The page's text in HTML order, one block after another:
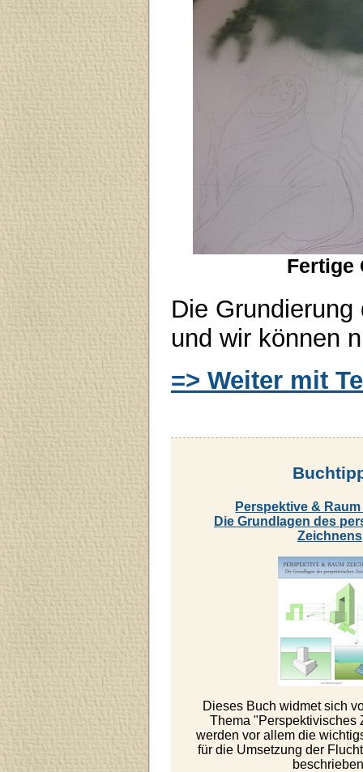
Fertige
Die
und wir können
=> Weiter mit
Perspektive &
Die Grundlagen des
Zeichnens
Dieses Buch widmet sich
Thema "Perspektivisches
werden vor allem die
für die Umsetzung der